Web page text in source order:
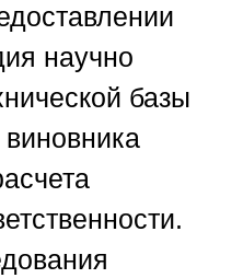
научно
базы